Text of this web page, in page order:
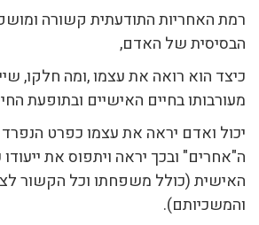
רמת האחריות התודעתית קשורה
הבסיסית של האדם,
כיצד הוא רואה את עצמו ,ומה חלקו,
מעורבותו בחיים האישיים ובתופעת
יכול ואדם יראה את עצמו כפרט
ה"אחרים" ובכך יראה ויתפוס את
האישית (כולל משפחתו וכל הקשור
והמשכיותם).